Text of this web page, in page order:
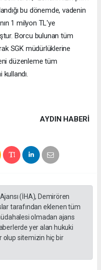
bu dönemde, vadenin
1 milyon TL'ye
Borcu bulunan tüm
SGK müdürlüklerine
düzenleme tüm
kullandı.
AYDIN HABERİ
(İHA), Demirören
tarafından eklenen tüm
olmadan ajans
yer alan hukuki
olup sitemizin hiç bir